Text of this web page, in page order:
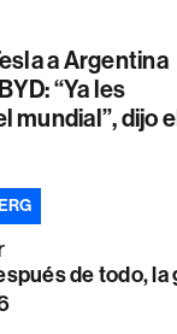
a Argentina
“Ya les
mundial”, dijo
de todo, la